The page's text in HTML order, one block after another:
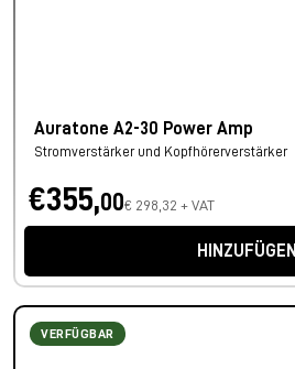
Auratone A2-30 Power Amp
Stromverstärker und Kopfhörerverstärker
€355,00€ 298,32 + VAT
HINZUFÜGEN
VERFÜGBAR